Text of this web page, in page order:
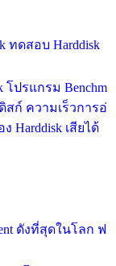
ทดสอบ Harddisk
โปรแกรม Benchm
ก์ ความเร็วการอ่
Harddisk เสียได้
ดังที่สุดในโลก ฟ